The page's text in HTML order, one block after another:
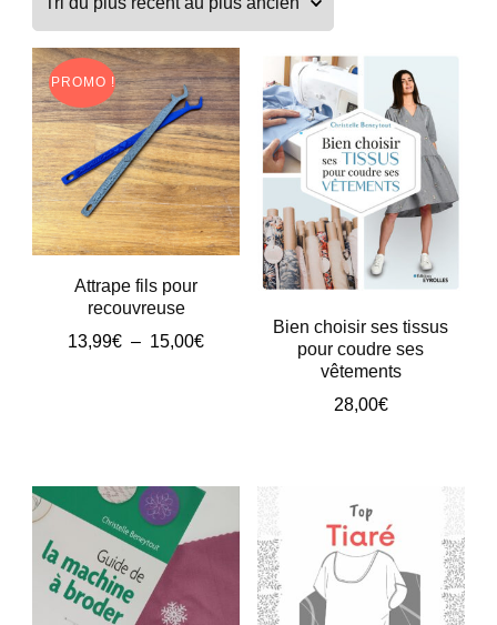
récent
au
plus
ancien
PROMO !
Attrape fils pour
recouvreuse
13,99€ – 15,00€Plage
plusieurs
variations.
Les
options
peuvent
Bien choisir ses tissus
pour coudre ses
vêtements
28,00€